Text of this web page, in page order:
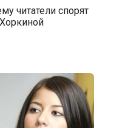
читатели спорят